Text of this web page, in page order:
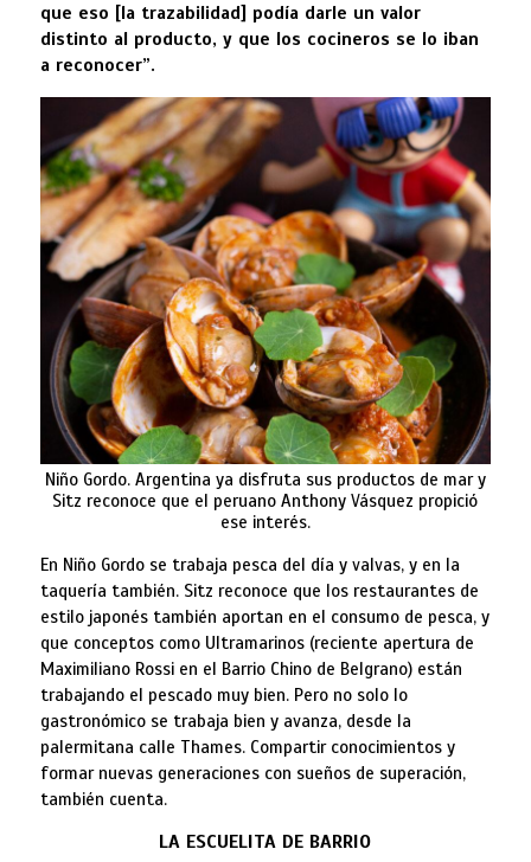
que eso [la trazabilidad] podía darle un valor
distinto al producto, y que los cocineros se lo iban
a reconocer”.
Niño Gordo. Argentina ya disfruta sus productos de mar y
Sitz reconoce que el peruano Anthony Vásquez propició
ese interés.
En Niño Gordo se trabaja pesca del día y valvas, y en la
taquería también. Sitz reconoce que los restaurantes de
estilo japonés también aportan en el consumo de pesca, y
que conceptos como Ultramarinos (reciente apertura de
Maximiliano Rossi en el Barrio Chino de Belgrano) están
trabajando el pescado muy bien. Pero no solo lo
gastronómico se trabaja bien y avanza, desde la
palermitana calle Thames. Compartir conocimientos y
formar nuevas generaciones con sueños de superación,
también cuenta.
LA ESCUELITA DE BARRIO